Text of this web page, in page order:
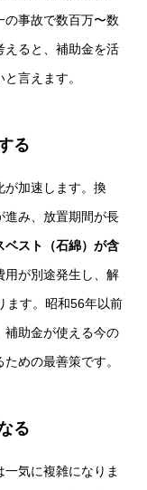
の事故で数百万〜数
えると、補助金を活
言えます。
る
が加速します。換
進み、放置期間が長
ベスト（石綿）が含
用が別途発生し、解
ます。昭和56年以前
補助金が使える今の
めの最善策です。
る
気に複雑になりま